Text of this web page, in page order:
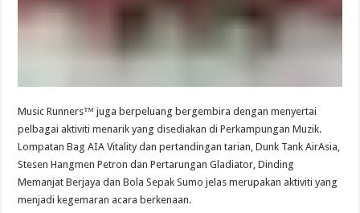
Music Runners™ juga berpeluang bergembira dengan menyertai
pelbagai aktiviti menarik yang disediakan di Perkampungan Muzik.
Lompatan Bag AIA Vitality dan pertandingan tarian, Dunk Tank AirAsia,
Stesen Hangmen Petron dan Pertarungan Gladiator, Dinding
Memanjat Berjaya dan Bola Sepak Sumo jelas merupakan aktiviti yang
menjadi kegemaran acara berkenaan.